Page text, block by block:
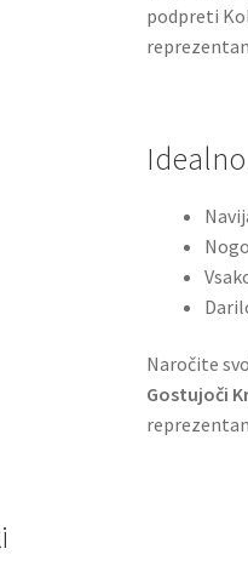
podpreti
Idealno
Naročite
Gostujoči